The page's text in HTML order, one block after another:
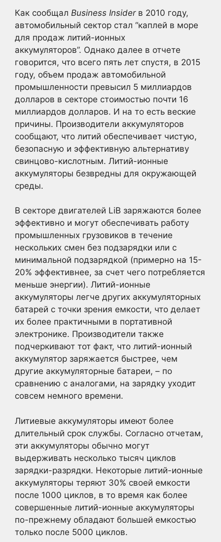
Как сообщал Business Insiderв 2010 году,
автомобильный сектор стал “каплей в море
для продаж литий-ионных
аккумуляторов”. Однако далее в отчете
говорится, что всего пять лет спустя, в 2015
году, объем продаж автомобильной
промышленности превысил 5 миллиардов
долларов в секторе стоимостью почти 16
миллиардов долларов. И на то есть веские
причины. Производители аккумуляторов
сообщают, что литий обеспечивает чистую,
безопасную и эффективную альтернативу
свинцово-кислотным. Литий-ионные
аккумуляторы безвредны для окружающей
среды.
В секторе двигателей LiB заряжаются более
эффективно и могут обеспечивать работу
промышленных грузовиков в течение
нескольких смен без подзарядки или с
минимальной подзарядкой (примерно на 15-
20% эффективнее, за счет чего потребляется
меньше энергии). Литий-ионные
аккумуляторы легче других аккумуляторных
батарей с точки зрения емкости, что делает
их более практичными в портативной
электронике. Производители также
подчеркивают тот факт, что литий-ионный
аккумулятор заряжается быстрее, чем
другие аккумуляторные батареи, – по
сравнению с аналогами, на зарядку уходит
совсем немного времени.
Литиевые аккумуляторы имеют более
длительный срок службы. Согласно отчетам,
эти аккумуляторы обычно могут
выдерживать несколько тысяч циклов
зарядки-разрядки. Некоторые литий-ионные
аккумуляторы теряют 30% своей емкости
после 1000 циклов, в то время как более
совершенные литий-ионные аккумуляторы
по-прежнему обладают большей емкостью
только после 5000 циклов.